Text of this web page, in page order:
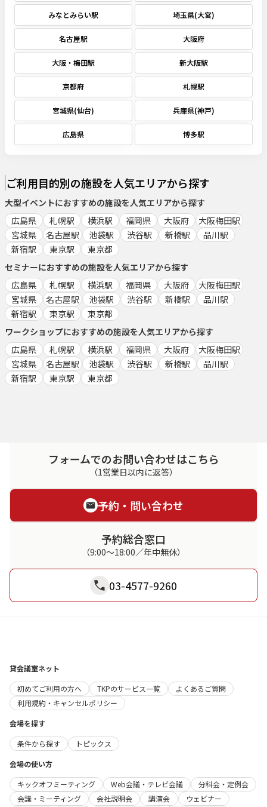
みなとみらい駅 埼玉県(大宮)
名古屋駅 大阪府
大阪・梅田駅 新大阪駅
京都府 札幌駅
宮城県(仙台) 兵庫県(神戸)
広島県 博多駅
ご利用目的別の施設を人気エリアから探す
大型イベントにおすすめの施設を人気エリアから探す
広島県
札幌駅 横浜駅 福岡県 大阪府
大阪梅田駅
宮城県
名古屋駅 池袋駅 渋谷駅 新橋駅
品川駅
新宿駅
東京駅
東京都
セミナーにおすすめの施設を人気エリアから探す
広島県
札幌駅 横浜駅 福岡県 大阪府
大阪梅田駅
宮城県
名古屋駅 池袋駅 渋谷駅 新橋駅
品川駅
新宿駅
東京駅
東京都
ワークショップにおすすめの施設を人気エリアから探す
広島県
札幌駅 横浜駅 福岡県 大阪府
大阪梅田駅
宮城県
名古屋駅 池袋駅 渋谷駅 新橋駅
品川駅
新宿駅
東京駅 東京都
フォームでのお問い合わせはこちら
（1営業日以内に返答）
予約・問い合わせ
予約総合窓口
（9:00～18:00／年中無休）
03-4577-9260
貸会議室ネット
初めてご利用の方へ
TKPのサービス一覧
よくあるご質問
利用規約・キャンセルポリシー
会場を探す
条件から探す
トピックス
会場の使い方
キックオフミーティング
Web会議・テレビ会議
分科会・定例会
会議・ミーティング
会社説明会 講演会
ウェビナー